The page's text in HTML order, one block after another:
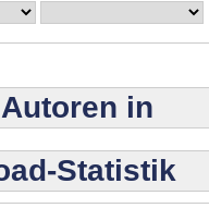
in
Statistik